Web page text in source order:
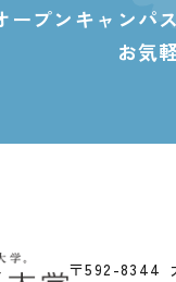
ープンキャンパ
お気
〒592-8344